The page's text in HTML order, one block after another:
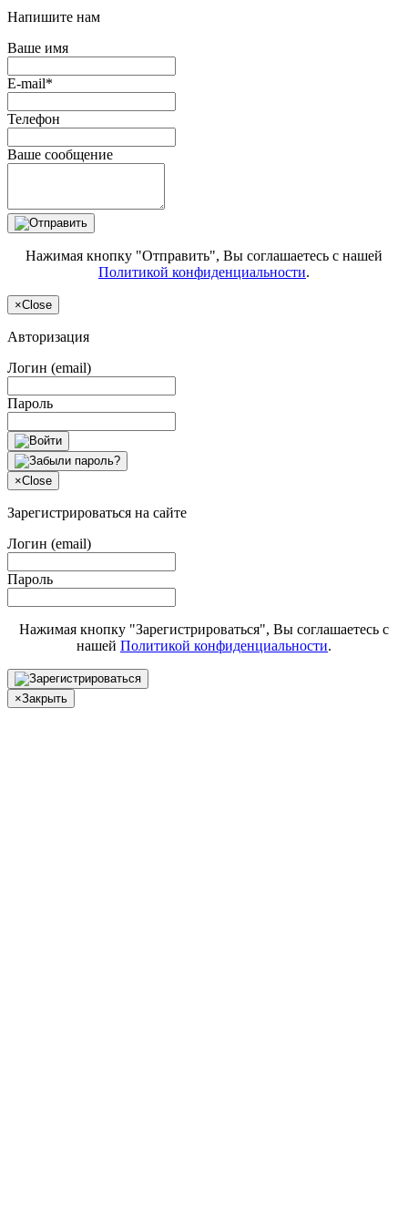
Напишите нам
Ваше имя
E-mail*
Телефон
Ваше сообщение
Нажимая кнопку "Отправить", Вы соглашаетесь с нашей
Политикой конфиденциальности.
×Close
Авторизация
Логин (email)
Пароль
×Close
Зарегистрироваться на сайте
Логин (email)
Пароль
Нажимая кнопку "Зарегистрироваться", Вы соглашаетесь с
нашей Политикой конфиденциальности.
×Закрыть